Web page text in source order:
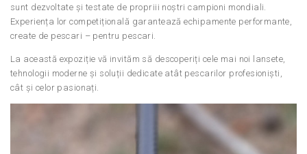
sunt dezvoltate și testate de propriii noștri campioni mondiali.
Experiența lor competițională garantează echipamente performante,
create de pescari – pentru pescari.
La această expoziție vă invităm să descoperiți cele mai noi lansete,
tehnologii moderne și soluții dedicate atât pescarilor profesioniști,
cât și celor pasionați.